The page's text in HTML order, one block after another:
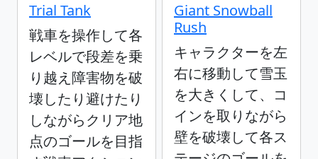
Trial Tank
戦車を操作して各
レベルで段差を乗
り越え障害物を破
壊したり避けたり
しながらクリア地
点のゴールを目指
Giant Snowball
Rush
キャラクターを左
右に移動して雪玉
を大きくして、コ
インを取りながら
壁を破壊して各ス